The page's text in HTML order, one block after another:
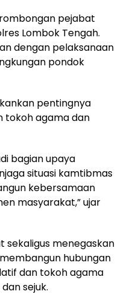
pejabat
Lombok Tengah.
dengan pelaksanaan
pondok
pentingnya
tokoh agama dan
bagian upaya
situasi kamtibmas
kebersamaan
masyarakat,” ujar
sekaligus menegaskan
hubungan
dan tokoh agama
sejuk.